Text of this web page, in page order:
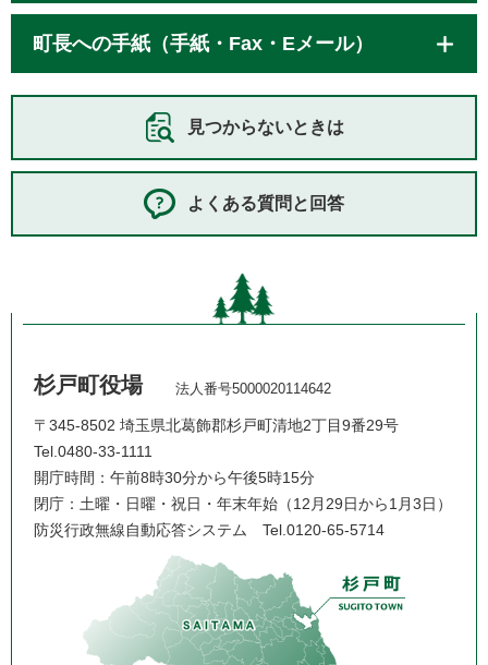
町長への手紙（手紙・Fax・Eメール）
見つからないときは
よくある質問と回答
杉戸町役場 法人番号5000020114642
〒345-8502 埼玉県北葛飾郡杉戸町清地2丁目9番29号
Tel.0480-33-1111
開庁時間：午前8時30分から午後5時15分
閉庁：土曜・日曜・祝日・年末年始（12月29日から1月3日）
防災行政無線自動応答システム Tel.0120-65-5714